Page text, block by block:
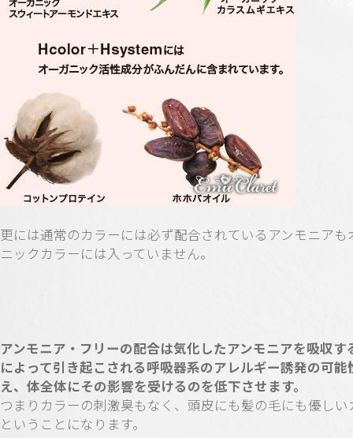
更には通常のカラーには必ず配合されているアンモニアも
ニックカラーには入っていません。
アンモニア・フリーの配合は気化したアンモニアを吸収す
によって引き起こされる呼吸器系のアレルギー誘発の可能
え、体全体にその影響を受けるのを低下させます。
つまりカラーの刺激臭もなく、頭皮にも髪の毛にも優しい
ということになります。